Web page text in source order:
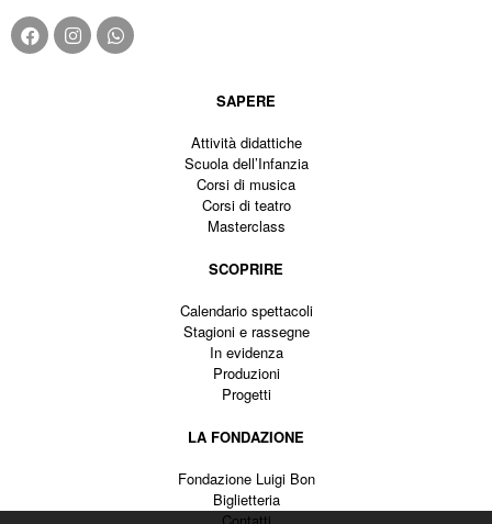
SAPERE
Attività didattiche
Scuola dell’Infanzia
Corsi di musica
Corsi di teatro
Masterclass
SCOPRIRE
Calendario spettacoli
Stagioni e rassegne
In evidenza
Produzioni
Progetti
LA FONDAZIONE
Fondazione Luigi Bon
Biglietteria